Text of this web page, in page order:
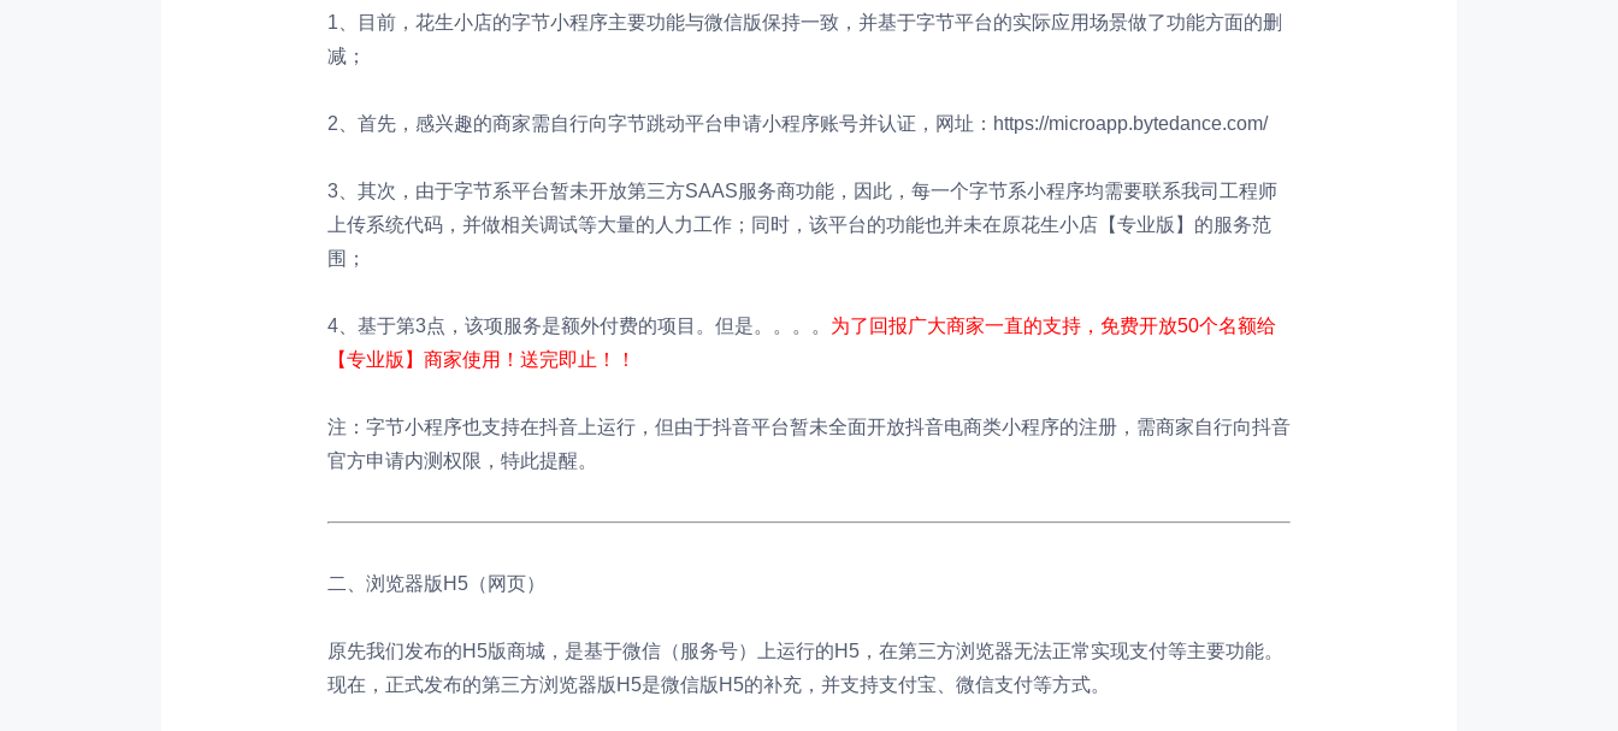
1、目前，花生小店的字节小程序主要功能与微信版保持一致，并基于字节平台的实际应用场景做了功能方面的删
减；
2、首先，感兴趣的商家需自行向字节跳动平台申请小程序账号并认证，网址：https://microapp.bytedance.com/
3、其次，由于字节系平台暂未开放第三方SAAS服务商功能，因此，每一个字节系小程序均需要联系我司工程师
上传系统代码，并做相关调试等大量的人力工作；同时，该平台的功能也并未在原花生小店【专业版】的服务范
围；
4、基于第3点，该项服务是额外付费的项目。但是。。。。 为了回报广大商家一直的支持，免费开放50个名额给
【专业版】商家使用！送完即止！！
注：字节小程序也支持在抖音上运行，但由于抖音平台暂未全面开放抖音电商类小程序的注册，需商家自行向抖音
官方申请内测权限，特此提醒。
二、浏览器版H5（网页）
原先我们发布的H5版商城，是基于微信（服务号）上运行的H5，在第三方浏览器无法正常实现支付等主要功能。
现在，正式发布的第三方浏览器版H5是微信版H5的补充，并支持支付宝、微信支付等方式。